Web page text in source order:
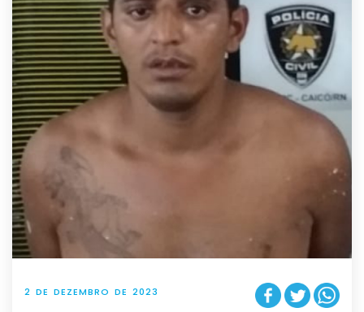
2 DE DEZEMBRO DE 2023